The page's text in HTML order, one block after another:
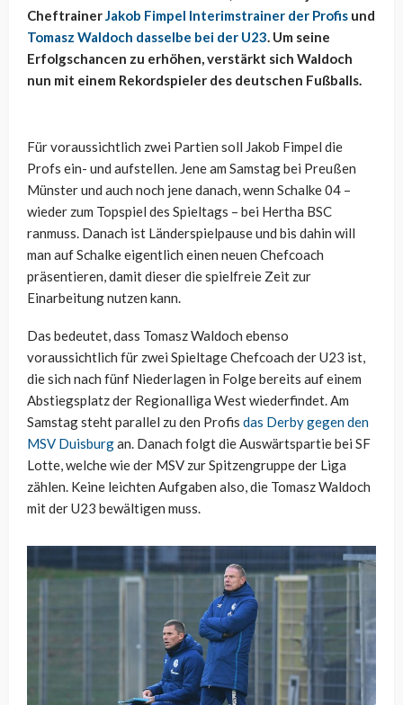
CheftrainerJakob Fimpel Interimstrainer der Profis und
Tomasz Waldoch dasselbe bei der U23. Um seine
Erfolgschancen zu erhöhen, verstärkt sich Waldoch
nun mit einem Rekordspieler des deutschen Fußballs.
Für voraussichtlich zwei Partien soll Jakob Fimpel die
Profs ein- und aufstellen. Jene am Samstag bei Preußen
Münster und auch noch jene danach, wenn Schalke 04 –
wieder zum Topspiel des Spieltags – bei Hertha BSC
ranmuss. Danach ist Länderspielpause und bis dahin will
man auf Schalke eigentlich einen neuen Chefcoach
präsentieren, damit dieser die spielfreie Zeit zur
Einarbeitung nutzen kann.
Das bedeutet, dass Tomasz Waldoch ebenso
voraussichtlich für zwei Spieltage Chefcoach der U23 ist,
die sich nach fünf Niederlagen in Folge bereits auf einem
Abstiegsplatz der Regionalliga West wiederfindet. Am
Samstag steht parallel zu den Profis das Derby gegen den
MSV Duisburgan. Danach folgt die Auswärtspartie bei SF
Lotte, welche wie der MSV zur Spitzengruppe der Liga
zählen. Keine leichten Aufgaben also, die Tomasz Waldoch
mit der U23 bewältigen muss.